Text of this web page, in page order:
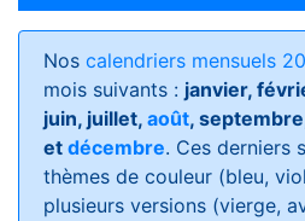
Nos calendriers mensuels
mois suivants : janvier,
juin, juillet, août,
et décembre. Ces derniers
thèmes de couleur (bleu,
plusieurs versions (vierge,